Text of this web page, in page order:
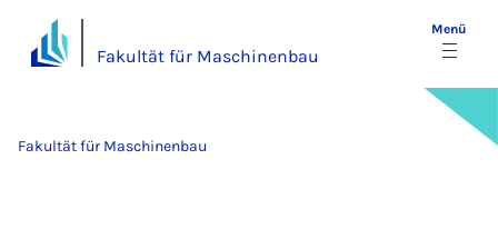
Fakultät für Maschinenbau
Menü
Fakultät für Maschinenbau